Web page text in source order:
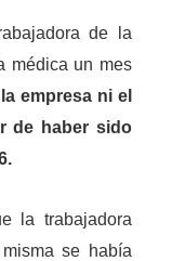
de la
médica un mes
empresa ni el
de haber sido
la trabajadora
se había